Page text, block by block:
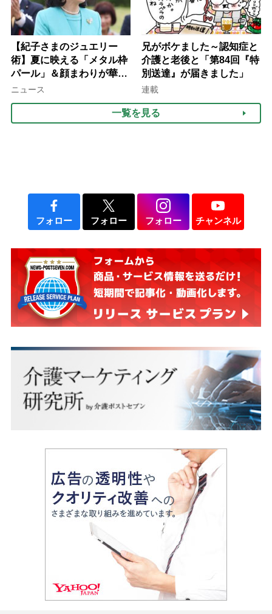
【紀子さまのジュエリー
術】夏に映える「メタル枠
パール」＆顔まわりが華や
ぐ「揺れる一粒」の使い分
ニュース
兄がボケました～認知症と
介護と老後と「第84回『特
別送達』が届きました」
連載
一覧を見る
フォロー フォロー フォロー チャンネル